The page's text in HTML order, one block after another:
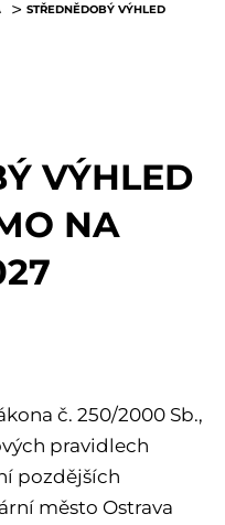
STŘEDNĚDOBÝ VÝHLED
VÝHLED
NA
č. 250/2000 Sb.,
pravidlech
pozdějších
město Ostrava